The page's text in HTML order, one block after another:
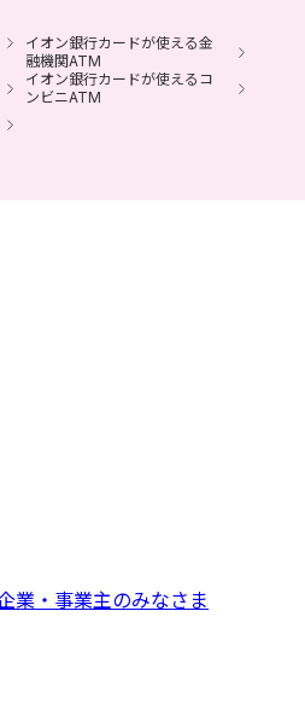
イオン銀行カードが使える金
融機関ATM
イオン銀行カードが使えるコ
ンビニATM
業・事業主のみなさま